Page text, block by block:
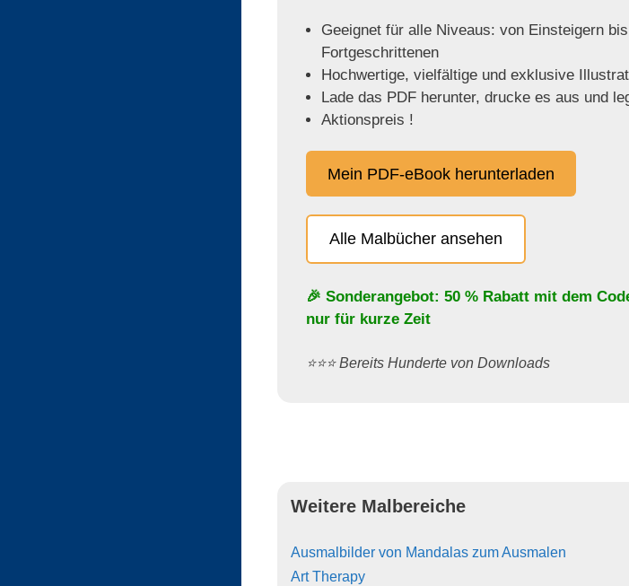
Geeignet für alle Niveaus: von Einsteigern bis
Fortgeschrittenen
Hochwertige, vielfältige und exklusive
Lade das PDF herunter, drucke es aus und
Aktionspreis !
Mein PDF-eBook herunterladen
Alle Malbücher ansehen
🎉 Sonderangebot: 50 % Rabatt mit dem
nur für kurze Zeit
⭐️⭐️⭐️ Bereits Hunderte von Downloads
Weitere Malbereiche
Ausmalbilder von Mandalas zum Ausmalen
Art Therapy